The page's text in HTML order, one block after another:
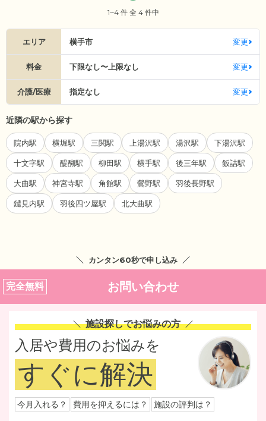
1~4 件 全 4 件中
エリア 横手市 変更
料金 下限なし〜上限なし 変更
介護/医療 指定なし 変更
近隣の駅から探す
院内駅 横堀駅 三関駅 上湯沢駅 湯沢駅 下湯沢駅
十文字駅 醍醐駅 柳田駅 横手駅 後三年駅 飯詰駅
大曲駅 神宮寺駅 角館駅 鶯野駅 羽後長野駅
鑓見内駅 羽後四ツ屋駅 北大曲駅
カンタン60秒で申し込み
完全無料 お問い合わせ
施設探しでお悩みの方
入居や費用のお悩みを
すぐに解決
今月入れる？ 費用を抑えるには？ 施設の評判は？